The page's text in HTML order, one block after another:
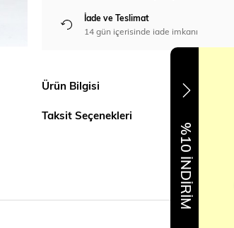
İade ve Teslimat
14 gün içerisinde iade imkanı
Ürün Bilgisi
Taksit Seçenekleri
%10 İNDİRİM